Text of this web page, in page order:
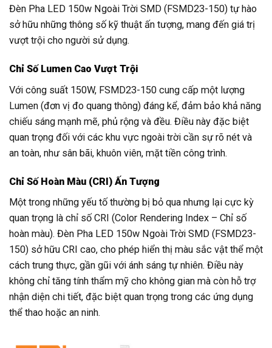
Đèn Pha LED 150w Ngoài Trời SMD (FSMD23-150) tự hào
sở hữu những thông số kỹ thuật ấn tượng, mang đến giá trị
vượt trội cho người sử dụng.
Chỉ Số Lumen Cao Vượt Trội
Với công suất 150W, FSMD23-150 cung cấp một lượng
Lumen (đơn vị đo quang thông) đáng kể, đảm bảo khả năng
chiếu sáng mạnh mẽ, phủ rộng và đều. Điều này đặc biệt
quan trọng đối với các khu vực ngoài trời cần sự rõ nét và
an toàn, như sân bãi, khuôn viên, mặt tiền công trình.
Chỉ Số Hoàn Màu (CRI) Ấn Tượng
Một trong những yếu tố thường bị bỏ qua nhưng lại cực kỳ
quan trọng là chỉ số CRI (Color Rendering Index – Chỉ số
hoàn màu). Đèn Pha LED 150w Ngoài Trời SMD (FSMD23-
150) sở hữu CRI cao, cho phép hiển thị màu sắc vật thể một
cách trung thực, gần gũi với ánh sáng tự nhiên. Điều này
không chỉ tăng tính thẩm mỹ cho không gian mà còn hỗ trợ
nhận diện chi tiết, đặc biệt quan trọng trong các ứng dụng
thể thao hoặc an ninh.